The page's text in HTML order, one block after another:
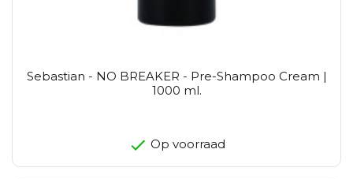
Sebastian - NO BREAKER - Pre-Shampoo Cream |
1000 ml.
Op voorraad